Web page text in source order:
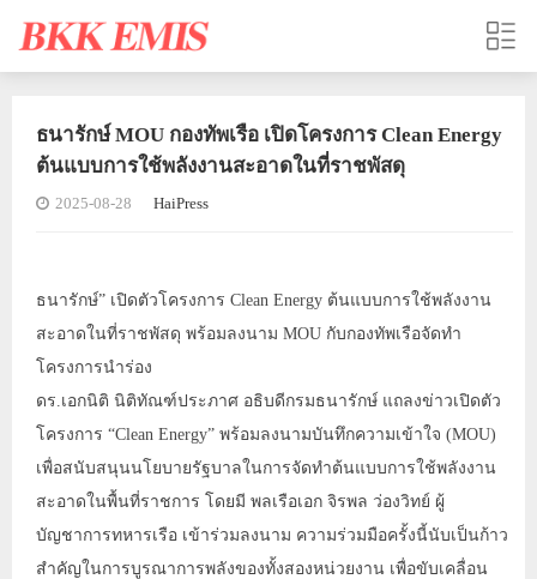
ธนารักษ์ MOU กองทัพเรือ เปิดโครงการ Clean Energy
ต้นแบบการใช้พลังงานสะอาดในที่ราชพัสดุ
2025-08-28 HaiPress
ธนารักษ์” เปิดตัวโครงการ Clean Energy ต้นแบบการใช้พลังงาน
สะอาดในที่ราชพัสดุ พร้อมลงนาม MOU กับกองทัพเรือจัดทำ
โครงการนำร่อง
ดร.เอกนิติ นิติทัณฑ์ประภาศ อธิบดีกรมธนารักษ์ แถลงข่าวเปิดตัว
โครงการ “Clean Energy” พร้อมลงนามบันทึกความเข้าใจ (MOU)
เพื่อสนับสนุนนโยบายรัฐบาลในการจัดทำต้นแบบการใช้พลังงาน
สะอาดในพื้นที่ราชการ โดยมี พลเรือเอก จิรพล ว่องวิทย์ ผู้
บัญชาการทหารเรือ เข้าร่วมลงนาม ความร่วมมือครั้งนี้นับเป็นก้าว
สำคัญในการบูรณาการพลังของทั้งสองหน่วยงาน เพื่อขับเคลื่อน